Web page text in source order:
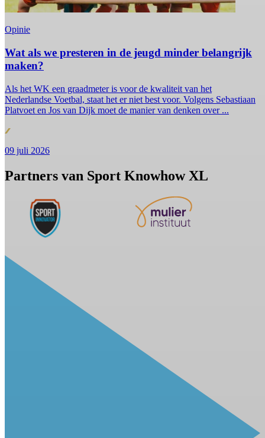
Opinie
Wat als we presteren in de jeugd minder belangrijk
maken?
Als het WK een graadmeter is voor de kwaliteit van het
Nederlandse Voetbal, staat het er niet best voor. Volgens Sebastiaan
Platvoet en Jos van Dijk moet de manier van denken over ...
09 juli 2026
Partners van Sport Knowhow XL